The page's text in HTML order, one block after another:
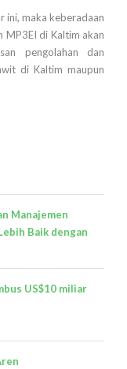
ini, maka keberadaan
MP3EI di Kaltim akan
pengolahan dan
di Kaltim maupun
Manajemen
Baik dengan
US$10 miliar